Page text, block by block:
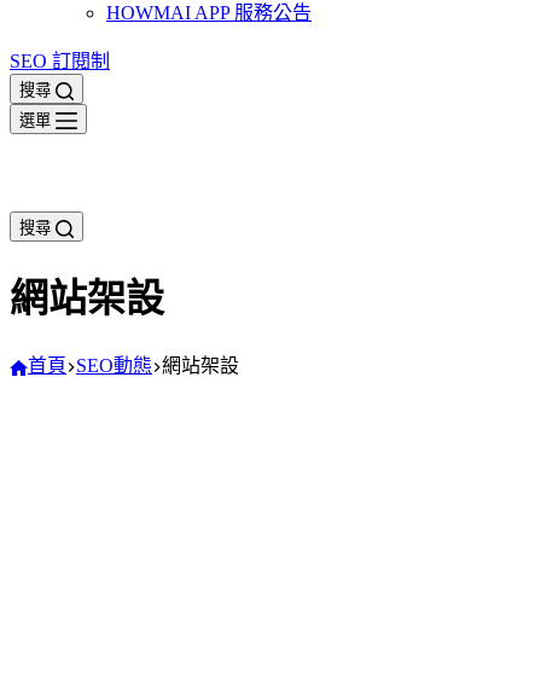
HOWMAI APP 服務公告
SEO 訂閱制
搜尋
選單
搜尋
網站架設
首頁 SEO動態 網站架設